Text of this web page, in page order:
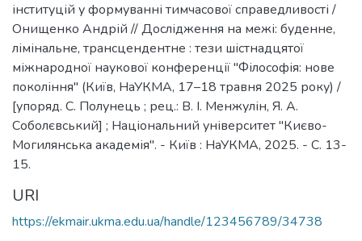
інституцій у формуванні тимчасової справедливості /
Онищенко Андрій // Дослідження на межі: буденне,
лімінальне, трансцендентне : тези шістнадцятої
міжнародної наукової конференції "Філософія: нове
покоління" (Київ, НаУКМА, 17–18 травня 2025 року) /
[упоряд. С. Полунець ; рец.: В. І. Менжулін, Я. А.
Соболєвський] ; Національний університет "Києво-
Могилянська академія". - Київ : НаУКМА, 2025. - C. 13-
15.
URI
https://ekmair.ukma.edu.ua/handle/123456789/34738